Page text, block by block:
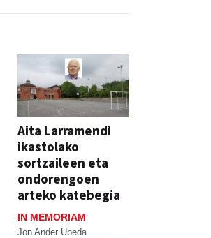
Aita Larramendi
ikastolako
sortzaileen eta
ondorengoen
arteko katebegia
IN MEMORIAM
Jon Ander Ubeda